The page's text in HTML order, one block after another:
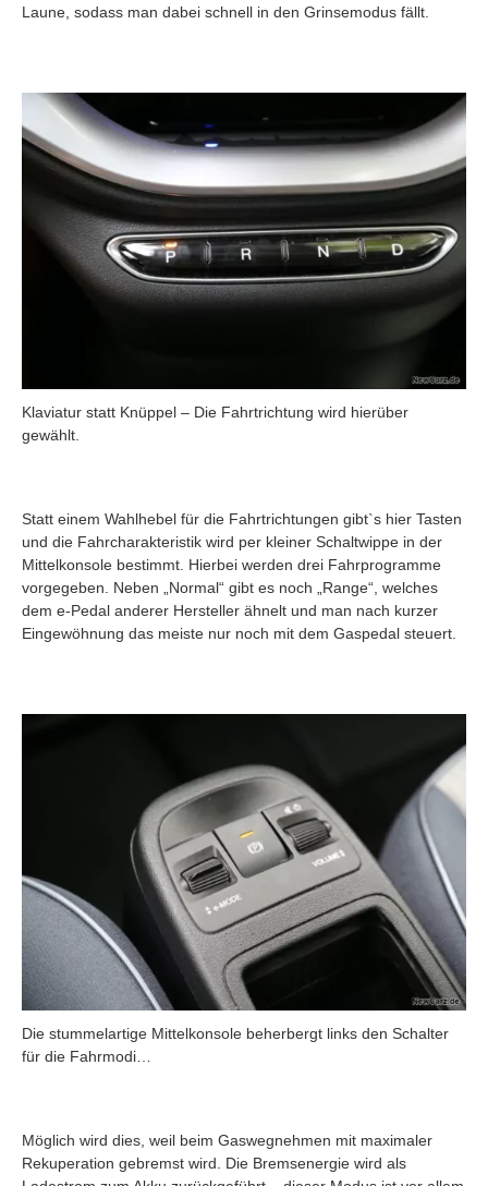
Laune, sodass man dabei schnell in den Grinsemodus fällt.
Klaviatur statt Knüppel – Die Fahrtrichtung wird hierüber
gewählt.
Statt einem Wahlhebel für die Fahrtrichtungen gibt`s hier Tasten
und die Fahrcharakteristik wird per kleiner Schaltwippe in der
Mittelkonsole bestimmt. Hierbei werden drei Fahrprogramme
vorgegeben. Neben „Normal“ gibt es noch „Range“, welches
dem e-Pedal anderer Hersteller ähnelt und man nach kurzer
Eingewöhnung das meiste nur noch mit dem Gaspedal steuert.
Die stummelartige Mittelkonsole beherbergt links den Schalter
für die Fahrmodi…
Möglich wird dies, weil beim Gaswegnehmen mit maximaler
Rekuperation gebremst wird. Die Bremsenergie wird als